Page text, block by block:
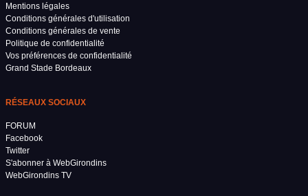
Mentions légales
Conditions générales d'utilisation
Conditions générales de vente
Politique de confidentialité
Vos préférences de confidentialité
Grand Stade Bordeaux
RÉSEAUX SOCIAUX
FORUM
Facebook
Twitter
S'abonner à WebGirondins
WebGirondins TV